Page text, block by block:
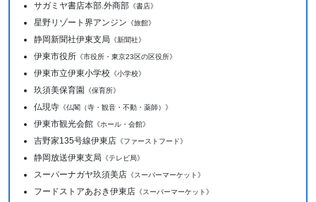
サガミヤ書店本部.外商部 《書店》
星野リゾート界アンジン 《旅館》
静岡新聞社伊東支局 《新聞社》
伊東市役所 《市役所・東京23区の区役所》
伊東市立伊東小学校 《小学校》
玖須美保育園 《保育所》
仏現寺 《仏閣（寺・観音・不動・薬師）》
伊東市観光会館 《ホール・会館》
吉野家135号線伊東店 《ファーストフード》
静岡放送伊東支局 《テレビ局》
スーパーナガヤ玖須美店 《スーパーマーケット》
フードストアあおき伊東店 《スーパーマーケット》